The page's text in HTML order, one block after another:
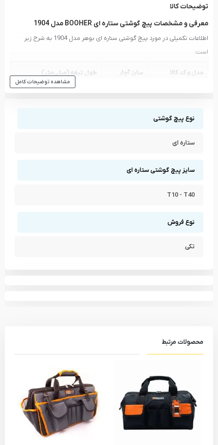
توضیحات کالا
معرفی و مشخصات پیچ گوشتی ستاره ای BOOHER مدل 1904
اطلاعات تکمیلی در مورد پیچ گوشتی ستاره ای بوهر مدل 1904 به شرح زیر
است:
مدل و کد کالا سایز آچار طول تیغه (میلی‌متر)
1904153
1904204
مشاهده توضیحات کامل
نوع پیچ گوشتی
ستاره ای
سایز پیچ گوشتی ستاره ای
T10 - T40
نوع فروش
تکی
محصولات مرتبط